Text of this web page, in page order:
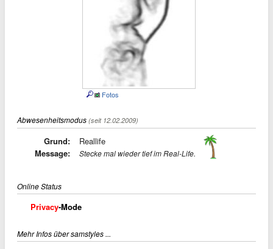
Fotos
Abwesenheitsmodus (seit 12.02.2009)
Grund:
Reallife
Message:
Stecke mal wieder tief im Real-Life.
Online Status
Privacy-Mode
Mehr Infos über samstyles ...